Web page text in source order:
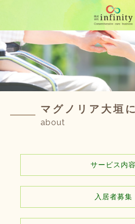
マグノリア大垣
about
サービス内容
入居者募集